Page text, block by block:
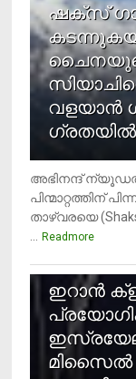
ഷക്സ്
വളയാൻ
അഭിനന്ദ്
പിന്മാറ്റത്തിന്
താഴ്‌വരയെ
Readmore
ഇറാന്‍
മിസൈല്‍